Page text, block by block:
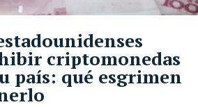
criptomonedas
país: qué esgrimen